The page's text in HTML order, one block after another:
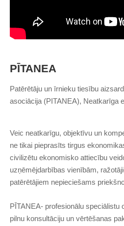
PĪTANEA
Patērētāju un īrnieku tiesību
asociācija (PITANEA), Neatkarīga
Veic neatkarīgu, objektīvu un
ne tikai pieprasīts tirgus
civilizētu ekonomisko attiecību
uzņēmējdarbības vienībām,
patērētājiem nepieciešams
PĪTANEA- profesionālu speciālistu
pilnu konsultāciju un vērtēšanas